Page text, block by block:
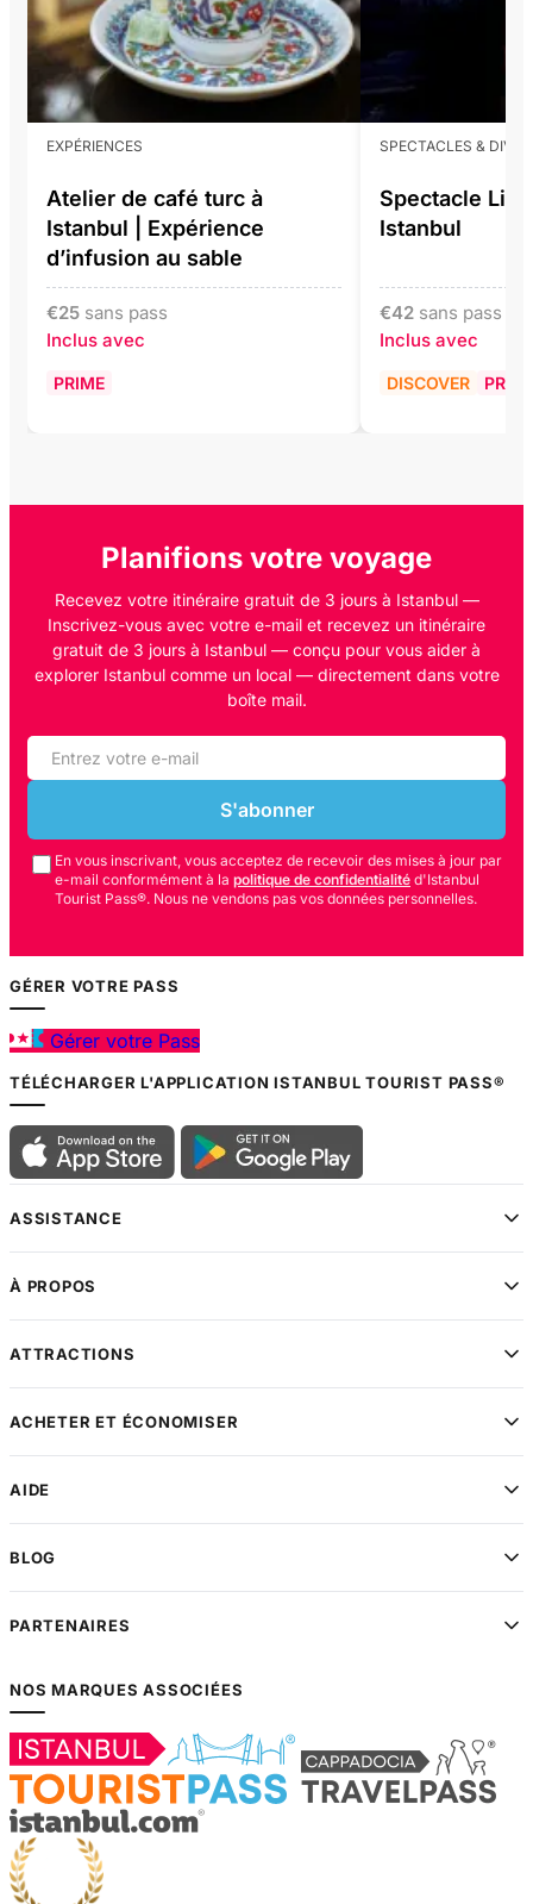
EXPÉRIENCES
Atelier de café turc à
Istanbul | Expérience
d’infusion au sable
€25 sans pass
Inclus avec
PRIME
SPECTACLES &
Spectacle
Istanbul
€42 sans pass
Inclus avec
DISCOVER
Planifions votre voyage
Recevez votre itinéraire gratuit de 3 jours à Istanbul —
Inscrivez-vous avec votre e-mail et recevez un itinéraire
gratuit de 3 jours à Istanbul — conçu pour vous aider à
explorer Istanbul comme un local — directement dans votre
boîte mail.
S'abonner
En vous inscrivant, vous acceptez de recevoir des mises à jour par
e-mail conformément à la politique de confidentialité d'Istanbul
Tourist Pass®. Nous ne vendons pas vos données personnelles.
GÉRER VOTRE PASS
Gérer votre Pass
TÉLÉCHARGER L'APPLICATION ISTANBUL TOURIST PASS®
ASSISTANCE
À PROPOS
ATTRACTIONS
ACHETER ET ÉCONOMISER
AIDE
BLOG
PARTENAIRES
NOS MARQUES ASSOCIÉES